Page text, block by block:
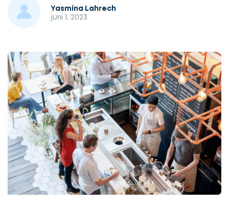
Yasmina Lahrech
juni 1, 2023